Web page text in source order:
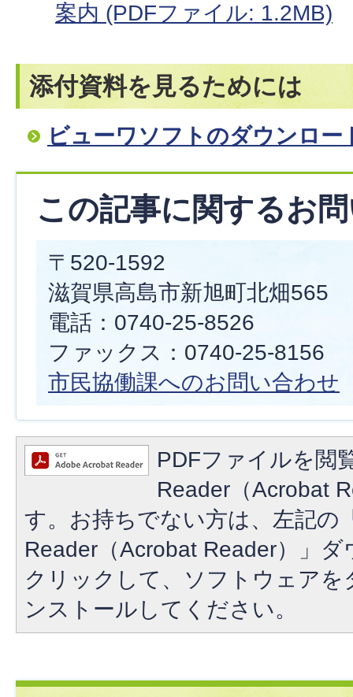
案内 (PDFファイル: 1.2MB)
添付資料を見るためには
ビューワソフトのダウンロー
この記事に関するお
〒520-1592
滋賀県高島市新旭町北畑565
電話：0740-25-8526
ファックス：0740-25-8156
市民協働課へのお問い合わせ
PDFファイルを閲
Reader（Acrobat
す。お持ちでない方は、左記の
Reader（Acrobat Reader）」
クリックして、ソフトウェア
ンストールしてください。